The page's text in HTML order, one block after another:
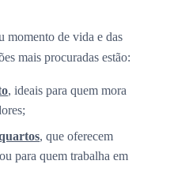
momento de vida e das
mais procuradas estão:
, ideais para quem mora
, que oferecem
para quem trabalha em